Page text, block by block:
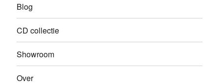
Blog
CD collectie
Showroom
Over